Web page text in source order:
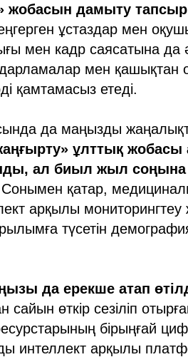
жобасын дамыту
ұстаздар мен
мен кадр саясатына да
мен қашықтан
қамтамасыз етеді.
да маңызды
ұлттық
ал биыл жыл соңына
Сонымен қатар,
арқылы мониторингтеу
түсетін
да ерекше атап
өткір сезіліп
бірыңғай
интеллект арқылы